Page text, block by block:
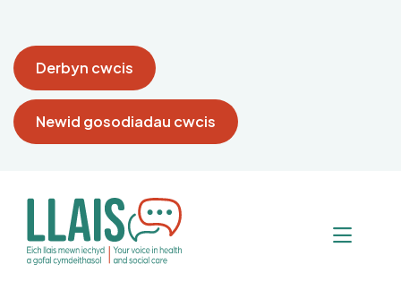
Derbyn cwcis
Newid gosodiadau cwcis